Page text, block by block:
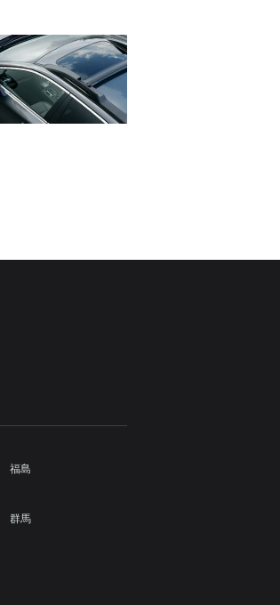
福島
群馬